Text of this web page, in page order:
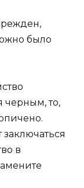
было
черным, то,
в